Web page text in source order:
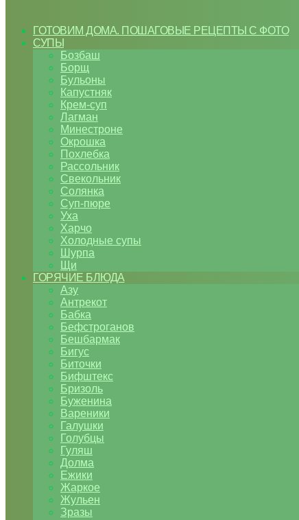
ГОТОВИМ ДОМА. ПОШАГОВЫЕ РЕЦЕПТЫ С ФОТО
СУПЫ
Бозбаш
Борщ
Бульоны
Капустняк
Крем-суп
Лагман
Минестроне
Окрошка
Похлебка
Рассольник
Свекольник
Солянка
Суп-пюре
Уха
Харчо
Холодные супы
Шурпа
Щи
ГОРЯЧИЕ БЛЮДА
Азу
Антрекот
Бабка
Бефстроганов
Бешбармак
Бигус
Биточки
Бифштекс
Бризоль
Буженина
Вареники
Галушки
Голубцы
Гуляш
Долма
Ежики
Жаркое
Жульен
Зразы